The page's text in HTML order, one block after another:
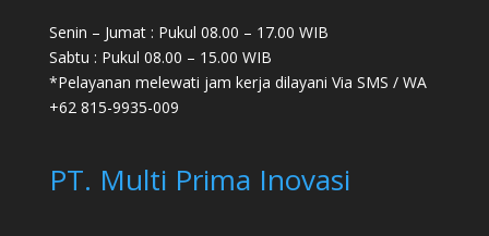
Senin – Jumat : Pukul 08.00 – 17.00 WIB
Sabtu : Pukul 08.00 – 15.00 WIB
*Pelayanan melewati jam kerja dilayani Via SMS / WA
+62 815-9935-009
PT. Multi Prima Inovasi